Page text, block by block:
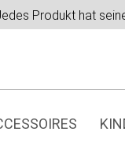
Produkt hat